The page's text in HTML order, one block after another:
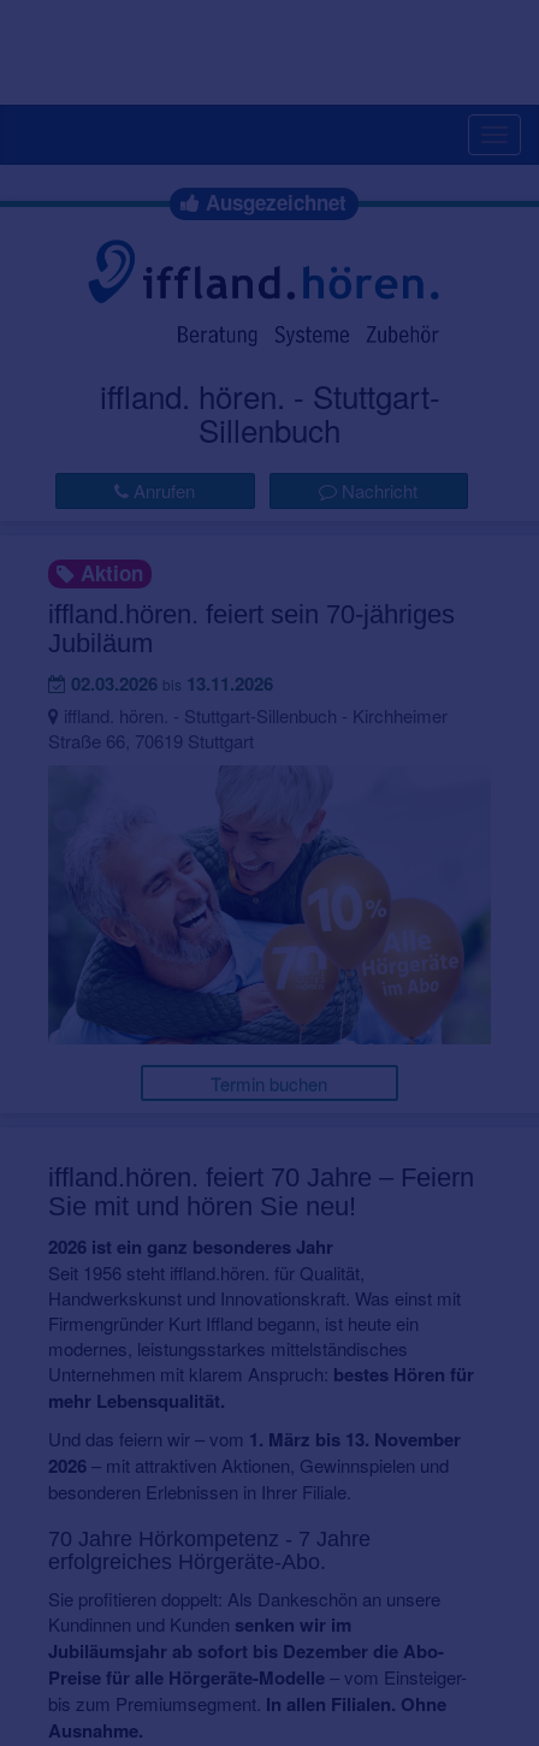
Ausgezeichnet
iffland. hören. - Stuttgart-
Sillenbuch
Anrufen Nachricht
Aktion
iffland.hören. feiert sein 70-jähriges
Jubiläum
02.03.2026 bis 13.11.2026
iffland. hören. - Stuttgart-Sillenbuch - Kirchheimer
Straße 66, 70619 Stuttgart
Termin buchen
iffland.hören. feiert 70 Jahre – Feiern
Sie mit und hören Sie neu!
2026 ist ein ganz besonderes Jahr
Seit 1956 steht iffland.hören. für Qualität,
Handwerkskunst und Innovationskraft. Was einst mit
Firmengründer Kurt Iffland begann, ist heute ein
modernes, leistungsstarkes mittelständisches
Unternehmen mit klarem Anspruch: bestes Hören für
mehr Lebensqualität.
Und das feiern wir – vom 1. März bis 13. November
2026– mit attraktiven Aktionen, Gewinnspielen und
besonderen Erlebnissen in Ihrer Filiale.
70 Jahre Hörkompetenz - 7 Jahre
erfolgreiches Hörgeräte-Abo.
Sie profitieren doppelt: Als Dankeschön an unsere
Kundinnen und Kunden senken wir im
Jubiläumsjahr ab sofort bis Dezember die Abo-
Preise für alle Hörgeräte-Modelle– vom Einsteiger-
bis zum Premiumsegment. In allen Filialen. Ohne
Ausnahme.